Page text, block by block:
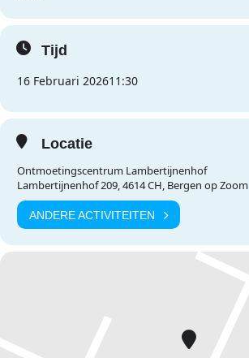
Tijd
16 Februari 202611:30
Locatie
Ontmoetingscentrum Lambertijnenhof
Lambertijnenhof 209, 4614 CH, Bergen op Zoom
ANDERE ACTIVITEITEN